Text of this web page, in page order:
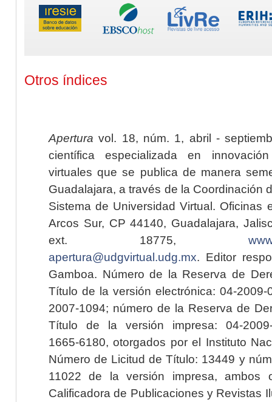
Otros índices
Apertura vol. 18, núm. 1, abril -
científica especializada en
virtuales que se publica de manera
Guadalajara, a través de la Coordinación
Sistema de Universidad Virtual. Oficinas
Arcos Sur, CP 44140, Guadalajara,
ext. 18775,
apertura@udgvirtual.udg.mx. Editor
Gamboa. Número de la Reserva de
Título de la versión electrónica: 04-2009-
2007-1094; número de la Reserva de
Título de la versión impresa: 04-2009-
1665-6180, otorgados por el Instituto
Número de Licitud de Título: 13449 y
11022 de la versión impresa, ambos
Calificadora de Publicaciones y Revistas